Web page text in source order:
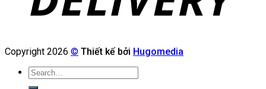
Copyright 2026 © Thiết kế bởi Hugomedia
Search
for: